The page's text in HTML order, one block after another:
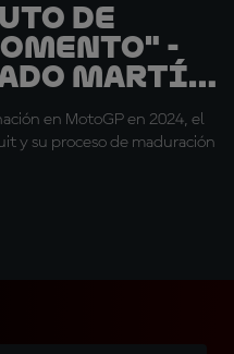
de
-
Martín
en MotoGP en 2024, el
y su proceso de maduración